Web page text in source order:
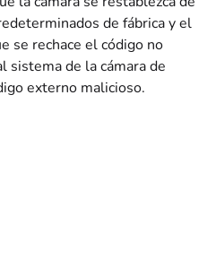
de fábrica y el
se rechace el código no
sistema de la cámara de
externo malicioso.